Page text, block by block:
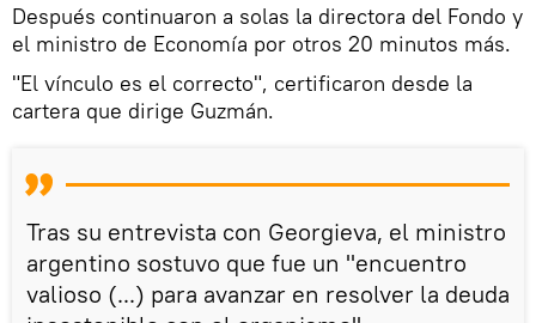
Después continuaron a solas la directora del Fondo y
el ministro de Economía por otros 20 minutos más.
"El vínculo es el correcto", certificaron desde la
cartera que dirige Guzmán.
Tras su entrevista con Georgieva, el ministro
argentino sostuvo que fue un "encuentro
valioso (...) para avanzar en resolver la deuda